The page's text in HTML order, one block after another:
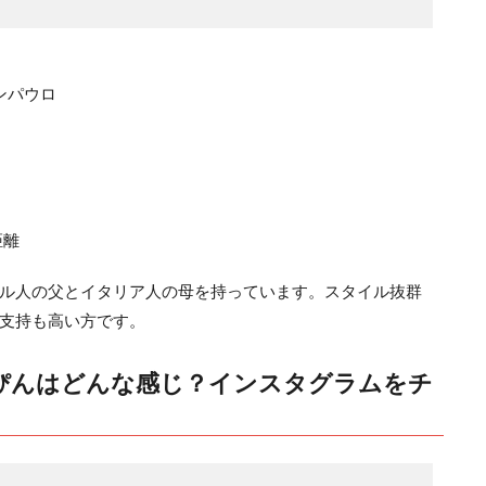
パウロ
人の父とイタリア人の母を持っています。スタイル抜群
持も高い方です。
はどんな感じ？インスタグラムをチ